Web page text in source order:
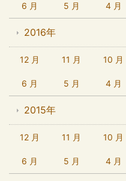
6 月 5 月 4 月
2016年
12 月 11 月 10 月
6 月 5 月 4 月
2015年
12 月 11 月 10 月
6 月 5 月 4 月